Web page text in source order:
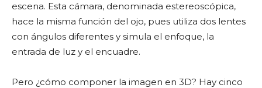
escena. Esta cámara, denominada estereoscópica,
hace la misma función del ojo, pues utiliza dos lentes
con ángulos diferentes y simula el enfoque, la
entrada de luz y el encuadre.
Pero ¿cómo componer la imagen en 3D? Hay cinco